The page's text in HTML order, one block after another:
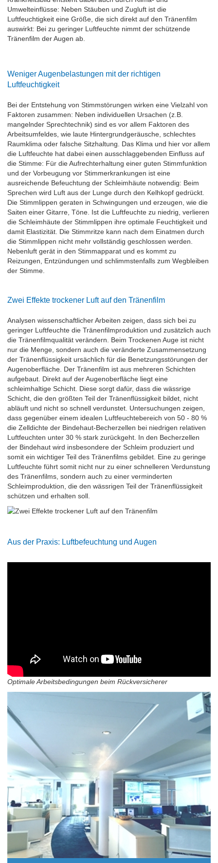
Umwelteinflüsse: Neben Stäuben und Zugluft ist die
Luftfeuchtigkeit eine Größe, die sich direkt auf den Tränenfilm
auswirkt: Bei zu geringer Luftfeuchte nimmt der schützende
Tränenfilm der Augen ab.
Weniger Augenbelastungen mit der richtigen
Luftfeuchtigkeit
Bei der Entstehung von Stimmstörungen wirken eine Vielzahl von
Faktoren zusammen: Neben individuellen Ursachen (z.B.
mangelnder Sprechtechnik) sind es vor allem Faktoren des
Arbeitsumfeldes, wie laute Hintergrundgeräusche, schlechtes
Raumklima oder falsche Sitzhaltung. Das Klima und hier vor allem
die Luftfeuchte hat dabei einen ausschlaggebenden Einfluss auf
die Stimme: Für die Aufrechterhaltung einer guten Stimmfunktion
und der Vorbeugung vor Stimmerkrankungen ist eine
ausreichende Befeuchtung der Schleimhäute notwendig: Beim
Sprechen wird Luft aus der Lunge durch den Kelhkopf gedrückt.
Die Stimmlippen geraten in Schwingungen und erzeugen, wie die
Saiten einer Gitarre, Töne. Ist die Luftfeuchte zu niedrig, verlieren
die Schleimhäute der Stimmlippen ihre optimale Feuchtigkeit und
damit Elastizität. Die Stimmritze kann nach dem Einatmen durch
die Stimmlippen nicht mehr vollständig geschlossen werden.
Nebenluft gerät in den Stimmapparat und es kommt zu
Reizungen, Entzündungen und schlimmstenfalls zum Wegbleiben
der Stimme.
Zwei Effekte trockener Luft auf den Tränenfilm
Analysen wissenschaftlicher Arbeiten zeigen, dass sich bei zu
geringer Luftfeuchte die Tränenfilmproduktion und zusätzlich auch
die Tränenfilmqualität verändern. Beim Trockenen Auge ist nicht
nur die Menge, sondern auch die veränderte Zusammensetzung
der Tränenflüssigkeit ursächlich für die Benetzungsstörungen der
Augenoberfläche. Der Tränenfilm ist aus mehreren Schichten
aufgebaut. Direkt auf der Augenoberfläche liegt eine
schleimhaltige Schicht. Diese sorgt dafür, dass die wässrige
Schicht, die den größten Teil der Tränenflüssigkeit bildet, nicht
abläuft und nicht so schnell verdunstet. Untersuchungen zeigen,
dass gegenüber einem idealen Luftfeuchtebereich von 50 - 80 %
die Zelldichte der Bindehaut-Becherzellen bei niedrigen relativen
Luftfeuchten unter 30 % stark zurückgeht. In den Becherzellen
der Bindehaut wird insbesondere der Schleim produziert und
somit ein wichtiger Teil des Tränenfilms gebildet. Eine zu geringe
Luftfeuchte führt somit nicht nur zu einer schnelleren Verdunstung
des Tränenfilms, sondern auch zu einer verminderten
Schleimproduktion, die den wässrigen Teil der Tränenflüssigkeit
schützen und erhalten soll.
Aus der Praxis: Luftbefeuchtung und Augen
Optimale Arbeitsbedingungen beim Rückversicherer